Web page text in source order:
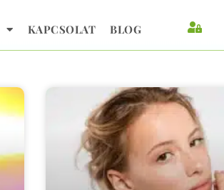
KAPCSOLAT BLOG